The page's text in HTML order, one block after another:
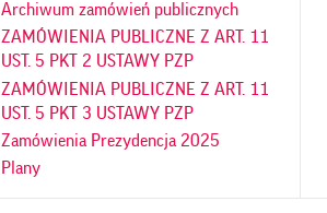
Archiwum zamówień publicznych
ZAMÓWIENIA PUBLICZNE Z ART. 11
UST. 5 PKT 2 USTAWY PZP
ZAMÓWIENIA PUBLICZNE Z ART. 11
UST. 5 PKT 3 USTAWY PZP
Zamówienia Prezydencja 2025
Plany